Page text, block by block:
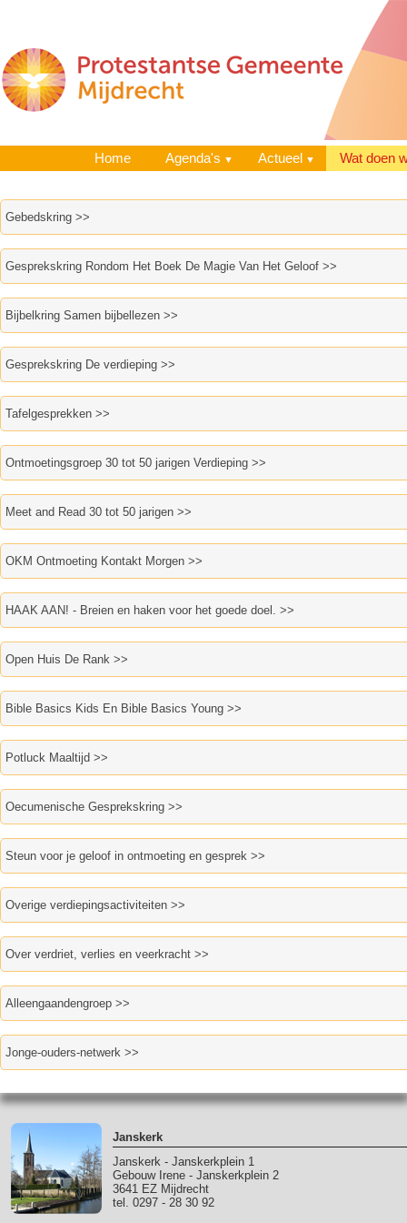
Home Agenda's Actueel Wat doen
Gebedskring >>
Gesprekskring Rondom Het Boek De Magie Van Het Geloof >>
Bijbelkring Samen bijbellezen >>
Gesprekskring De verdieping >>
Tafelgesprekken >>
Ontmoetingsgroep 30 tot 50 jarigen Verdieping >>
Meet and Read 30 tot 50 jarigen >>
OKM Ontmoeting Kontakt Morgen >>
HAAK AAN! - Breien en haken voor het goede doel. >>
Open Huis De Rank >>
Bible Basics Kids En Bible Basics Young >>
Potluck Maaltijd >>
Oecumenische Gesprekskring >>
Steun voor je geloof in ontmoeting en gesprek >>
Overige verdiepingsactiviteiten >>
Over verdriet, verlies en veerkracht >>
Alleengaandengroep >>
Jonge-ouders-netwerk >>
Janskerk
Janskerk - Janskerkplein 1
Gebouw Irene - Janskerkplein 2
3641 EZ Mijdrecht
tel. 0297 - 28 30 92